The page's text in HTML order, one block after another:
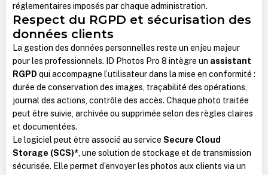
réglementaires imposés par chaque administration.
Respect du RGPD et sécurisation des
données clients
La gestion des données personnelles reste un enjeu majeur
pour les professionnels. ID Photos Pro 8 intègre un assistant
RGPD qui accompagne l’utilisateur dans la mise en conformité :
durée de conservation des images, traçabilité des opérations,
journal des actions, contrôle des accès. Chaque photo traitée
peut être suivie, archivée ou supprimée selon des règles claires
et documentées.
Le logiciel peut être associé au service Secure Cloud
Storage (SCS)*, une solution de stockage et de transmission
sécurisée. Elle permet d’envoyer les photos aux clients via un